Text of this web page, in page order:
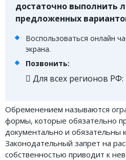
достаточно выполнить
предложенных
Воспользоваться онлайн
экрана.
Позвонить:
Для всех регионов РФ:
Обременением называются
формы, которые обязательно
документально и обязательны
Законодательный запрет на
собственностью приводит к
ВИДЕО
ЮРИДИЧЕСКИЙ ФОРУМ
+7 (800) 511-86-74
Следите за новостями
в нашей группе